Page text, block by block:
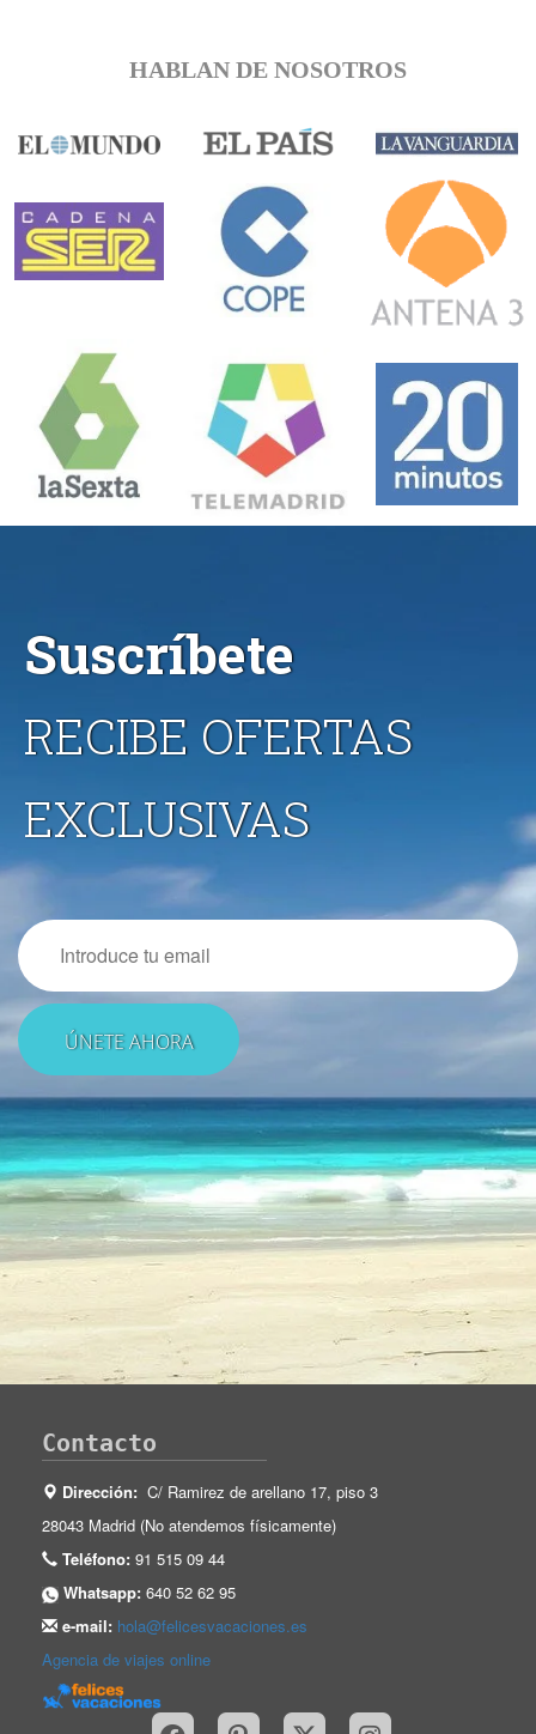
HABLAN DE NOSOTROS
Suscríbete
RECIBE OFERTAS
EXCLUSIVAS
Email
Contacto
Dirección: C/ Ramirez de arellano 17, piso 3
28043 Madrid (No atendemos físicamente)
Teléfono: 91 515 09 44
Whatsapp: 640 52 62 95
e-mail: hola@felicesvacaciones.es
Agencia de viajes online